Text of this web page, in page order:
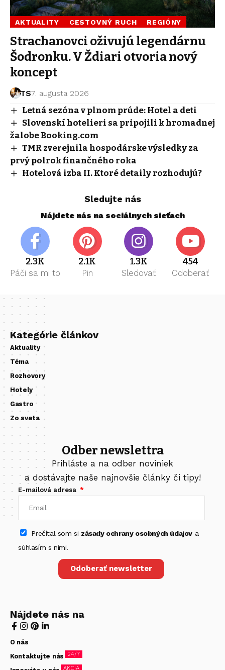
AKTUALITY CESTOVNÝ RUCH REGIÓNY
Strachanovci oživujú legendárnu
Šodronku. V Ždiari otvoria nový
koncept
TS7. augusta 2026
Letná sezóna v plnom prúde: Hotel a deti
Slovenskí hotelieri sa pripojili k hromadnej
žalobe Booking.com
TMR zverejnila hospodárske výsledky za
prvý polrok finančného roka
Hotelová izba II. Ktoré detaily rozhodujú?
Sledujte nás
Nájdete nás na sociálnych sieťach
2.3K
Páči sa mi to
2.1K
Pin
1.3K
Sledovať
454
Odoberať
Kategórie článkov
Aktuality
Téma
Rozhovory
Hotely
Gastro
Zo sveta
Odber newslettra
Prihláste a na odber noviniek
a dostávajte naše najnovšie články či tipy!
E-mailová adresa
Prečítal som si zásady ochrany osobných údajova
súhlasím s nimi.
Odoberať newsletter
Nájdete nás na
O nás
Kontaktujte nás 24/7
AKCIA